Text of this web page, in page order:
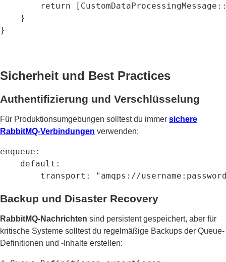
return
}
}
Sicherheit und Best Practices
Authentifizierung und Verschlüsselung
Für Produktionsumgebungen solltest du immer sichere
RabbitMQ-Verbindungen verwenden:
enqueue:
default:
transport: "amqps://
Backup und Disaster Recovery
RabbitMQ-Nachrichten sind persistent gespeichert, aber für
kritische Systeme solltest du regelmäßige Backups der Queue-
Definitionen und -Inhalte erstellen: